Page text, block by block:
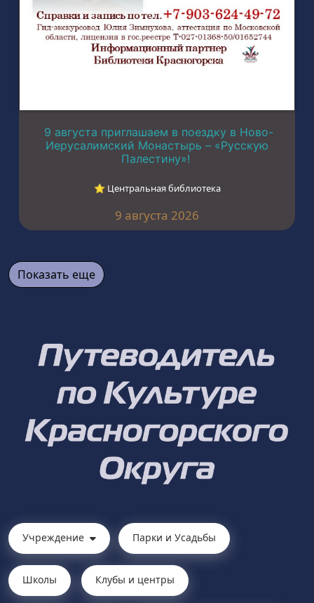
9 августа приглашаем в поездку в Ново-
Иерусалимский Монастырь – «Русскую
Палестину»!
⭐︎ Центральная библиотека
9 августа 2026
Показать еще
Учреждение Парки и Усадьбы
Школы Клубы и центры